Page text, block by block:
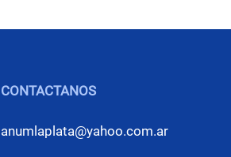
CONTACTANOS
anumlaplata@yahoo.com.ar